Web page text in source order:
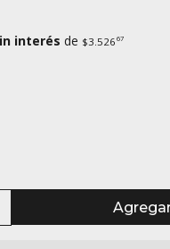
interés de $3.526 67